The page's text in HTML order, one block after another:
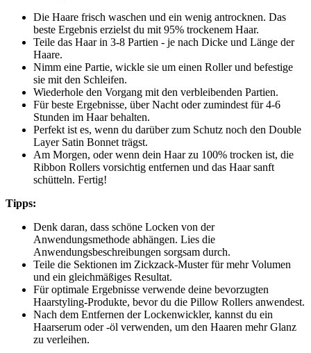
Die Haare frisch waschen und ein wenig antrocknen. Das
beste Ergebnis erzielst du mit 95% trockenem Haar.
Teile das Haar in 3-8 Partien - je nach Dicke und Länge der
Haare.
Nimm eine Partie, wickle sie um einen Roller und befestige
sie mit den Schleifen.
Wiederhole den Vorgang mit den verbleibenden Partien.
Für beste Ergebnisse, über Nacht oder zumindest für 4-6
Stunden im Haar behalten.
Perfekt ist es, wenn du darüber zum Schutz noch den Double
Layer Satin Bonnet trägst.
Am Morgen, oder wenn dein Haar zu 100% trocken ist, die
Ribbon Rollers vorsichtig entfernen und das Haar sanft
schütteln. Fertig!
Tipps:
Denk daran, dass schöne Locken von der
Anwendungsmethode abhängen. Lies die
Anwendungsbeschreibungen sorgsam durch.
Teile die Sektionen im Zickzack-Muster für mehr Volumen
und ein gleichmäßiges Resultat.
Für optimale Ergebnisse verwende deine bevorzugten
Haarstyling-Produkte, bevor du die Pillow Rollers anwendest.
Nach dem Entfernen der Lockenwickler, kannst du ein
Haarserum oder -öl verwenden, um den Haaren mehr Glanz
zu verleihen.